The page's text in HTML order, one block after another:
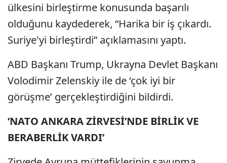
ülkesini birleştirme konusunda başarılı
olduğunu kaydederek, “Harika bir iş çıkardı.
Suriye'yi birleştirdi” açıklamasını yaptı.
ABD Başkanı Trump, Ukrayna Devlet Başkanı
Volodimir Zelenskiy ile de ‘çok iyi bir
görüşme’ gerçekleştirdiğini bildirdi.
‘NATO ANKARA ZİRVESİ’NDE BİRLİK VE
BERABERLİK VARDI’